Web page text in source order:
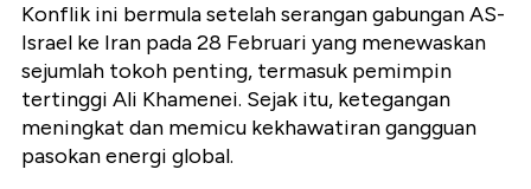
Konflik ini bermula setelah serangan gabungan AS-
Israel ke Iran pada 28 Februari yang menewaskan
sejumlah tokoh penting, termasuk pemimpin
tertinggi Ali Khamenei. Sejak itu, ketegangan
meningkat dan memicu kekhawatiran gangguan
pasokan energi global.